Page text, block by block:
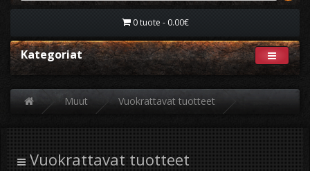
0 tuote - 0.00€
Kategoriat
Muut Vuokrattavat tuotteet
Vuokrattavat tuotteet